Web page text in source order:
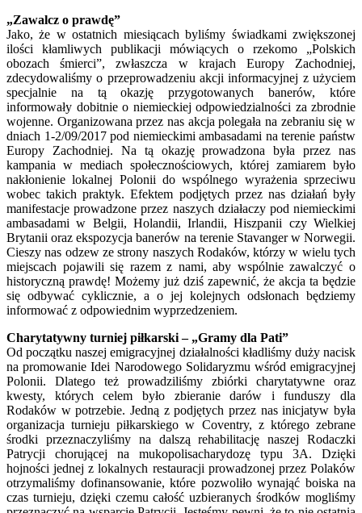
„Zawalcz o prawdę”
Jako, że w ostatnich miesiącach byliśmy świadkami zwiększonej
ilości kłamliwych publikacji mówiących o rzekomo „Polskich
obozach śmierci”, zwłaszcza w krajach Europy Zachodniej,
zdecydowaliśmy o przeprowadzeniu akcji informacyjnej z użyciem
specjalnie na tą okazję przygotowanych banerów, które
informowały dobitnie o niemieckiej odpowiedzialności za zbrodnie
wojenne. Organizowana przez nas akcja polegała na zebraniu się w
dniach 1-2/09/2017 pod niemieckimi ambasadami na terenie państw
Europy Zachodniej. Na tą okazję prowadzona była przez nas
kampania w mediach społecznościowych, której zamiarem było
nakłonienie lokalnej Polonii do wspólnego wyrażenia sprzeciwu
wobec takich praktyk. Efektem podjętych przez nas działań były
manifestacje prowadzone przez naszych działaczy pod niemieckimi
ambasadami w Belgii, Holandii, Irlandii, Hiszpanii czy Wielkiej
Brytanii oraz ekspozycja banerów na terenie Stavanger w Norwegii.
Cieszy nas odzew ze strony naszych Rodaków, którzy w wielu tych
miejscach pojawili się razem z nami, aby wspólnie zawalczyć o
historyczną prawdę! Możemy już dziś zapewnić, że akcja ta będzie
się odbywać cyklicznie, a o jej kolejnych odsłonach będziemy
informować z odpowiednim wyprzedzeniem.
Charytatywny turniej piłkarski – „Gramy dla Pati”
Od początku naszej emigracyjnej działalności kładliśmy duży nacisk
na promowanie Idei Narodowego Solidaryzmu wśród emigracyjnej
Polonii. Dlatego też prowadziliśmy zbiórki charytatywne oraz
kwesty, których celem było zbieranie darów i funduszy dla
Rodaków w potrzebie. Jedną z podjętych przez nas inicjatyw była
organizacja turnieju piłkarskiego w Coventry, z którego zebrane
środki przeznaczyliśmy na dalszą rehabilitację naszej Rodaczki
Patrycji chorującej na mukopolisacharydozę typu 3A. Dzięki
hojności jednej z lokalnych restauracji prowadzonej przez Polaków
otrzymaliśmy dofinansowanie, które pozwoliło wynająć boiska na
czas turnieju, dzięki czemu całość uzbieranych środków mogliśmy